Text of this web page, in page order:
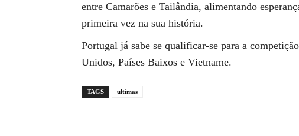
entre Camarões e Tailândia, alimentando
primeira vez na sua história.
Portugal já sabe se qualificar-se para a
Unidos, Países Baixos e Vietname.
TAGS ultimas